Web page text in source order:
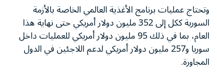
وتحتاج عمليات برنامج الأغذية العالمي الخاصة بالأزمة
السورية ككل إلى 352 مليون دولار أمريكي حتى نهاية هذا
العام، بما في ذلك 95 مليون دولار أمريكي للعمليات داخل
سوريا و257 مليون دولار أمريكي لدعم اللاجئين في الدول
المجاورة.